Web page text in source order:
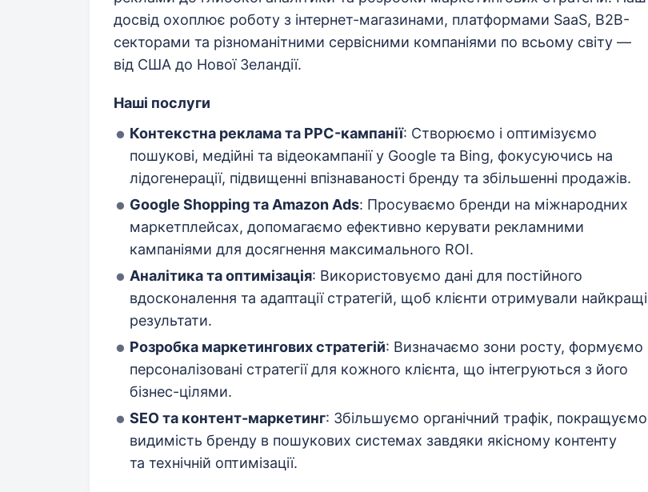
досвід охоплює роботу з інтернет-магазинами, платформами SaaS, B2B-
секторами та різноманітними сервісними компаніями по всьому світу —
від США до Нової Зеландії.
Наші послуги
Контекстна реклама та PPC-кампанії: Створюємо і оптимізуємо
пошукові, медійні та відеокампанії у Google та Bing, фокусуючись на
лідогенерації, підвищенні впізнаваності бренду та збільшенні продажів.
Google Shopping та Amazon Ads: Просуваємо бренди на міжнародних
маркетплейсах, допомагаємо ефективно керувати рекламними
кампаніями для досягнення максимального ROI.
Аналітика та оптимізація: Використовуємо дані для постійного
вдосконалення та адаптації стратегій, щоб клієнти отримували найкращі
результати.
Розробка маркетингових стратегій: Визначаємо зони росту, формуємо
персоналізовані стратегії для кожного клієнта, що інтегруються з його
бізнес-цілями.
SEO та контент-маркетинг: Збільшуємо органічний трафік, покращуємо
видимість бренду в пошукових системах завдяки якісному контенту
та технічній оптимізації.